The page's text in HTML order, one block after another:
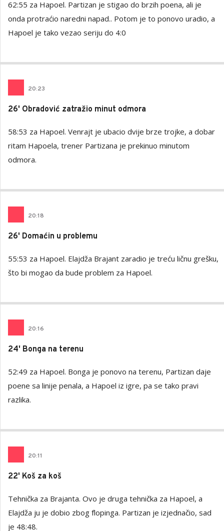
62:55 za Hapoel. Partizan je stigao do brzih poena, ali je
onda protraćio naredni napad.. Potom je to ponovo uradio, a
Hapoel je tako vezao seriju do 4:0
20:23
26' Obradović zatražio minut odmora
58:53 za Hapoel. Venrajt je ubacio dvije brze trojke, a dobar
ritam Hapoela, trener Partizana je prekinuo minutom
odmora.
20:18
26' Domaćin u problemu
55:53 za Hapoel. Elajdža Brajant zaradio je treću ličnu grešku,
što bi mogao da bude problem za Hapoel.
20:16
24' Bonga na terenu
52:49 za Hapoel. Bonga je ponovo na terenu, Partizan daje
poene sa linije penala, a Hapoel iz igre, pa se tako pravi
razlika.
20:11
22' Koš za koš
Tehnička za Brajanta. Ovo je druga tehnička za Hapoel, a
Elajdža ju je dobio zbog flopinga. Partizan je izjednačio, sad
je 48:48.